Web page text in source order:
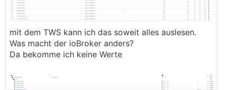
mit dem TWS kann ich das soweit alles auslesen.
Was macht der ioBroker anders?
Da bekomme ich keine Werte